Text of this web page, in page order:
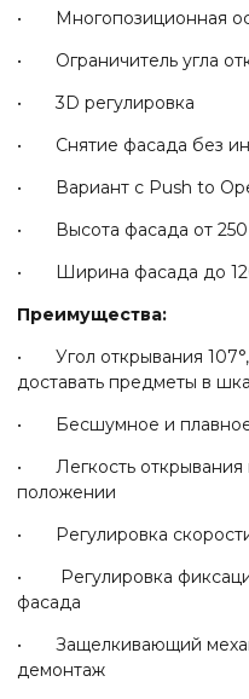
• Многопозиционная
• Ограничитель угла
• 3D регулировка
• Снятие фасада без
• Вариант c Push to
• Высота фасада от
• Ширина фасада до
Преимущества:
• Угол открывания 107°,
доставать предметы в
• Бесшумное и плавное
• Легкость открывания
положении
• Регулировка скорости
• Регулировка
фасада
• Защелкивающий
демонтаж